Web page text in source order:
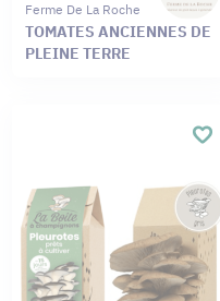
Ferme De La Roche
TOMATES ANCIENNES DE
PLEINE TERRE